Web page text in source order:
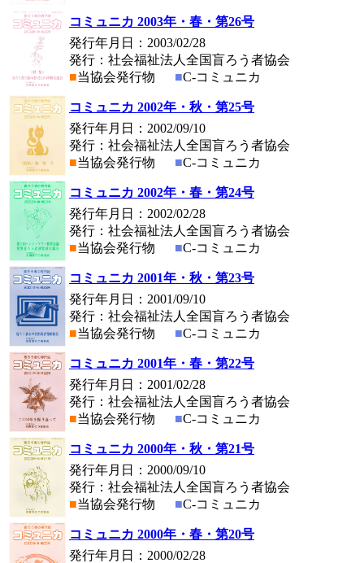
コミュニカ 2003年・春・第26号
発行年月日：2003/02/28
発行：社会福祉法人全国盲ろう者協会
■当協会発行物 ■C-コミュニカ
コミュニカ 2002年・秋・第25号
発行年月日：2002/09/10
発行：社会福祉法人全国盲ろう者協会
■当協会発行物 ■C-コミュニカ
コミュニカ 2002年・春・第24号
発行年月日：2002/02/28
発行：社会福祉法人全国盲ろう者協会
■当協会発行物 ■C-コミュニカ
コミュニカ 2001年・秋・第23号
発行年月日：2001/09/10
発行：社会福祉法人全国盲ろう者協会
■当協会発行物 ■C-コミュニカ
コミュニカ 2001年・春・第22号
発行年月日：2001/02/28
発行：社会福祉法人全国盲ろう者協会
■当協会発行物 ■C-コミュニカ
コミュニカ 2000年・秋・第21号
発行年月日：2000/09/10
発行：社会福祉法人全国盲ろう者協会
■当協会発行物 ■C-コミュニカ
コミュニカ 2000年・春・第20号
発行年月日：2000/02/28